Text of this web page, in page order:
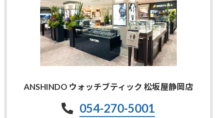
ANSHINDO ウォッチブティック 松坂屋静岡店
054-270-5001